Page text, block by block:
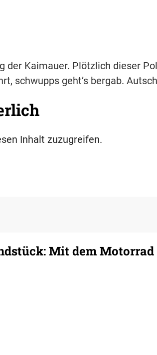
der Kaimauer. Plötzlich dieser
schwupps geht’s bergab.
Inhalt zuzugreifen.
Mit dem